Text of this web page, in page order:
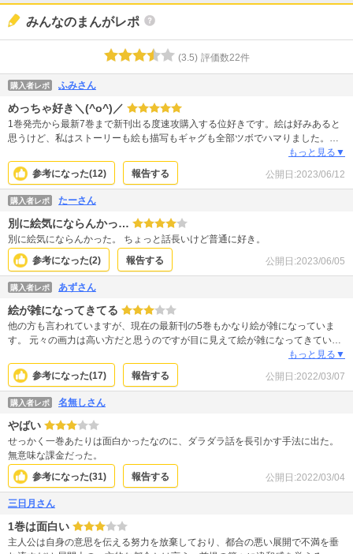
みんなのまんがレポ
(3.5) 評価数22件
購入者レポ ふみさん
めっちゃ好き＼(^o^)／
1巻発売から最新7巻まで新刊出る度速攻購入する位好きです。絵は好みあると
思うけど、私はストーリーも絵も描写もギャグも全部ツボでハマりました。と
いうか絵はむしろ味があるというか、ギャグ絵の時とかめっちゃ可愛いし（ち
いさいシュケー好き）表情描くのとかも上手いと思うけどなぁ、ギャグセンも
あるし。でキャラ全員クセ強いのにそれぞれが絶妙にいい仕事してて結果上手
くまとまってるみんなのそーゆーとこ好きwあとグリードの不器用で無自覚に
独占欲とか出してきてちょこちょこ甘さ出してくるとこもキュンキュンする好
き！私は完結まで追いますっ(｀・ω・´)！
もっと見る▼
参考になった(12) 報告する 公開日:2023/06/12
購入者レポ たーさん
別に絵気にならんかっ…
別に絵気にならんかった。 ちょっと話長いけど普通に好き。
参考になった(2) 報告する 公開日:2023/06/05
購入者レポ あずさん
絵が雑になってきてる
他の方も言われていますが、現在の最新刊の5巻もかなり絵が雑になっていま
す。 元々の画力は高い方だと思うのですが目に見えて絵が雑になってきてい
て、特に男性の顔は不自然で違和感が強いです。 手抜きなのか時間が無いの
か…どちらにせよ、このクオリティを単行本にして流通に流せる編集の気がし
れません。 出版社を見るとまぁそれもそうなるかという気持ちはありますが読
者からお金を取るならそれに見合う物を作って欲しいです。 あと、ストーリー
展開は割とダルめです。引き伸ばしてるのかな？と5巻まで入ったところで感じ
ます。もっとテンポ良くやって欲しい。
もっと見る▼
参考になった(17) 報告する 公開日:2022/03/07
購入者レポ 名無しさん
やばい
せっかく一巻あたりは面白かったなのに、ダラダラ話を長引かす手法に出た。
無意味な課金だった。
参考になった(31) 報告する 公開日:2022/03/04
三日月さん
1巻は面白い
主人公は自身の意思を伝える努力を放棄しており、都合の悪い展開で不満を垂